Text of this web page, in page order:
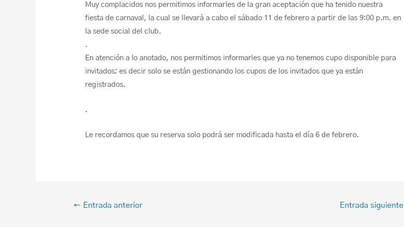
Muy complacidos nos permitimos informarles de la gran aceptación que ha tenido nuestra
fiesta de carnaval, la cual se llevará a cabo el sábado 11 de febrero a partir de las 9:00 p.m. en
la sede social del club.
.
En atención a lo anotado, nos permitimos informarles que ya no tenemos cupo disponible para
invitados; es decir solo se están gestionando los cupos de los invitados que ya están
registrados.
.
Le recordamos que su reserva solo podrá ser modificada hasta el día 6 de febrero.
← Entrada anterior Entrada siguiente